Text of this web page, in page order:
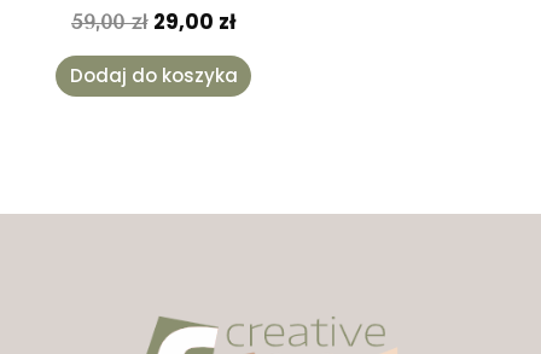
59,00zł 29,00 zł
Dodaj do koszyka